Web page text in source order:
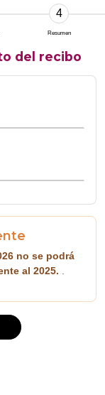
4
Resumen
del recibo
no se podrá
al 2025.